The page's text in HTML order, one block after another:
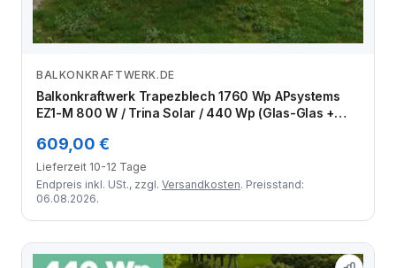
Zum Angebot
BALKONKRAFTWERK.DE
Balkonkraftwerk Trapezblech 1760 Wp APsystems
EZ1-M 800 W / Trina Solar / 440 Wp (Glas-Glas +
4 Module
609,00 €
Lieferzeit 10-12 Tage
Endpreis inkl. USt., zzgl. Versandkosten. Preisstand:
06.08.2026.